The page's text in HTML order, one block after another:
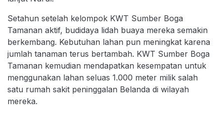
Setahun setelah kelompok KWT Sumber Boga
Tamanan aktif, budidaya lidah buaya mereka semakin
berkembang. Kebutuhan lahan pun meningkat karena
jumlah tanaman terus bertambah. KWT Sumber Boga
Tamanan kemudian mendapatkan kesempatan untuk
menggunakan lahan seluas 1.000 meter milik salah
satu rumah sakit peninggalan Belanda di wilayah
mereka.